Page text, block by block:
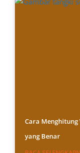
Cara
yang Benar